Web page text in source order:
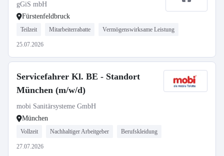
gGiS mbH
Fürstenfeldbruck
Teilzeit Mitarbeiterrabatte Vermögenswirksame Leistung
25.07.2026
Servicefahrer Kl. BE - Standort
München (m/w/d)
mobi Sanitärsysteme GmbH
München
Vollzeit Nachhaltiger Arbeitgeber Berufskleidung
27.07.2026